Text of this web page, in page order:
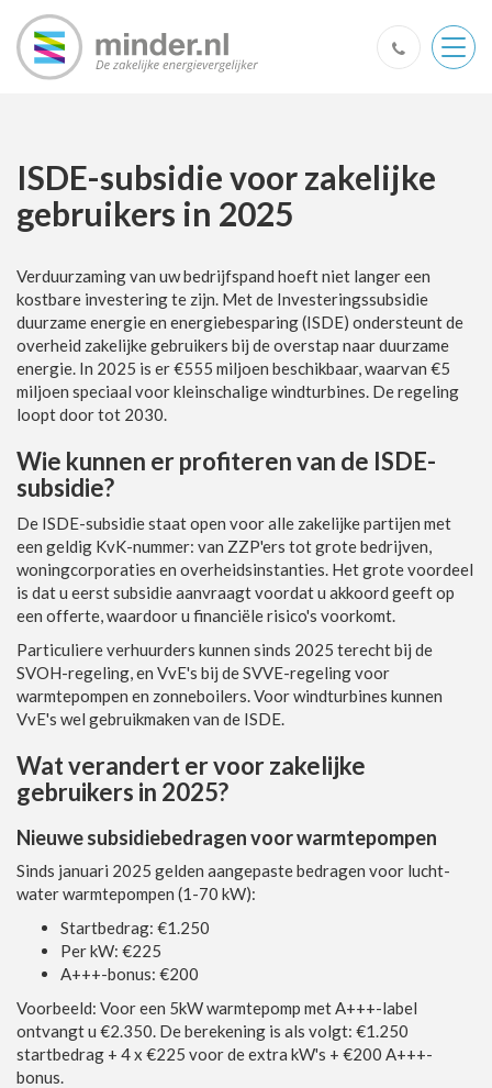
ISDE-subsidie voor zakelijke
gebruikers in 2025
Verduurzaming van uw bedrijfspand hoeft niet langer een
kostbare investering te zijn. Met de Investeringssubsidie
duurzame energie en energiebesparing (ISDE) ondersteunt de
overheid zakelijke gebruikers bij de overstap naar duurzame
energie. In 2025 is er €555 miljoen beschikbaar, waarvan €5
miljoen speciaal voor kleinschalige windturbines. De regeling
loopt door tot 2030.
Wie kunnen er profiteren van de ISDE-
subsidie?
De ISDE-subsidie staat open voor alle zakelijke partijen met
een geldig KvK-nummer: van ZZP'ers tot grote bedrijven,
woningcorporaties en overheidsinstanties. Het grote voordeel
is dat u eerst subsidie aanvraagt voordat u akkoord geeft op
een offerte, waardoor u financiële risico's voorkomt.
Particuliere verhuurders kunnen sinds 2025 terecht bij de
SVOH-regeling, en VvE's bij de SVVE-regeling voor
warmtepompen en zonneboilers. Voor windturbines kunnen
VvE's wel gebruikmaken van de ISDE.
Wat verandert er voor zakelijke
gebruikers in 2025?
Nieuwe subsidiebedragen voor warmtepompen
Sinds januari 2025 gelden aangepaste bedragen voor lucht-
water warmtepompen (1-70 kW):
Startbedrag: €1.250
Per kW: €225
A+++-bonus: €200
Voorbeeld: Voor een 5kW warmtepomp met A+++-label
ontvangt u €2.350. De berekening is als volgt: €1.250
startbedrag + 4 x €225 voor de extra kW's + €200 A+++-
bonus.